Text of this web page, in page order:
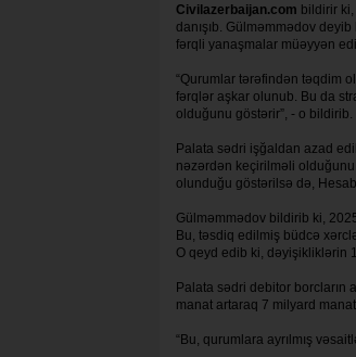
Civilazerbaijan.com bildirir
danışıb. Gülməmmədov
fərqli yanaşmalar müəyyən
“Qurumlar tərəfindən təqdim
fərqlər aşkar olunub. Bu da
olduğunu göstərir”, - o bildirib.
Palata sədri işğaldan azad
nəzərdən keçirilməli
olunduğu göstərilsə də,
Gülməmmədov bildirib ki,
Bu, təsdiq edilmiş büdcə
O qeyd edib ki, dəyişikliklərin
Palata sədri debitor borcların
manat artaraq 7 milyard
“Bu, qurumlara ayrılmış